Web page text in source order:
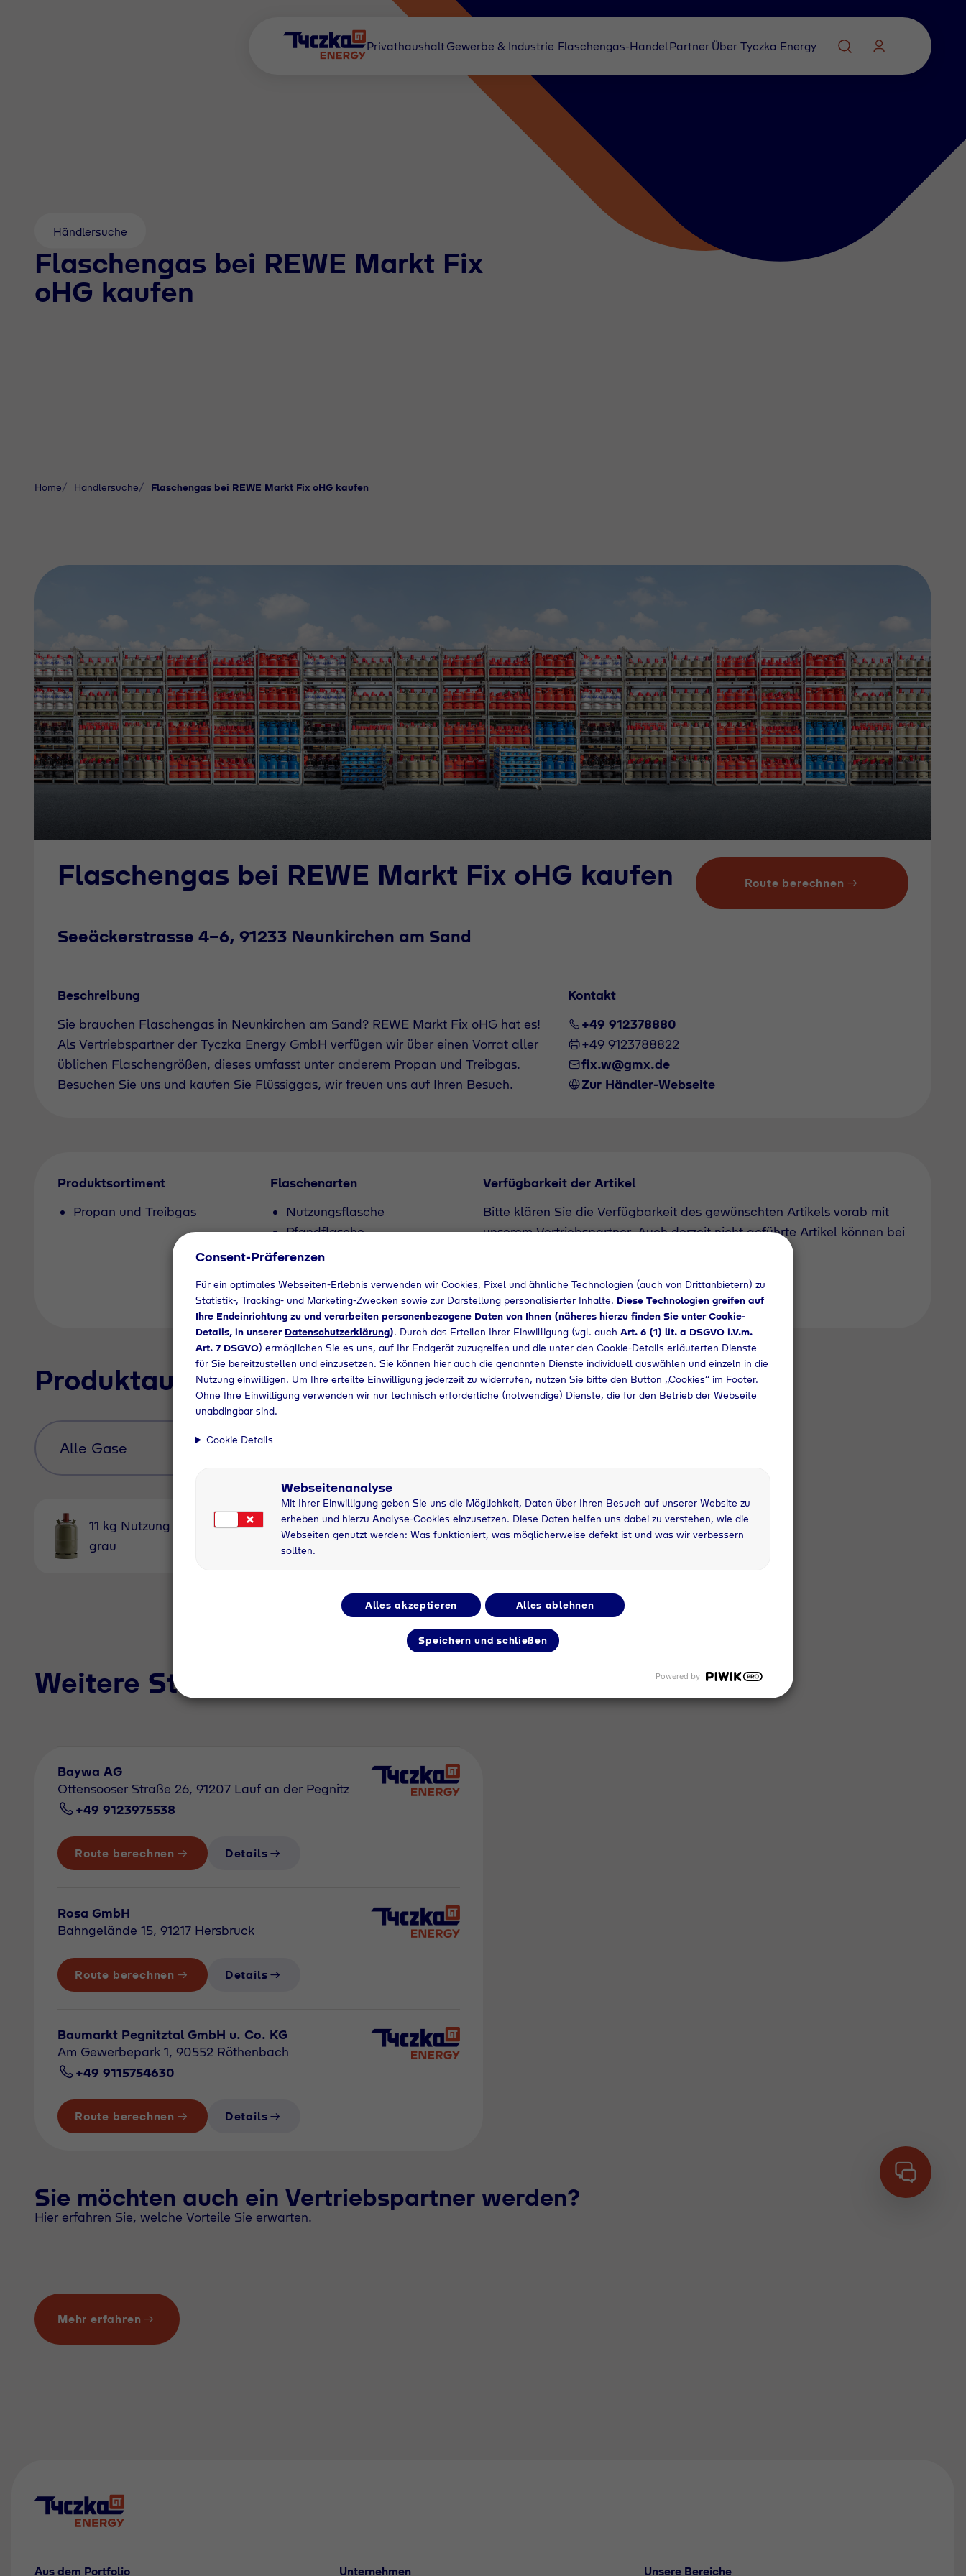
Privathaushalt Gewerbe & Industrie Flaschengas-Handel Partner Über Tyczka Energy
Händlersuche
Flaschengas bei REWE Markt Fix
oHG kaufen
Home Händlersuche Flaschengas bei REWE Markt Fix oHG kaufen
Flaschengas bei REWE Markt Fix oHG kaufen
Seeäckerstrasse 4-6, 91233 Neunkirchen am Sand
Route berechnen
Beschreibung
Sie brauchen Flaschengas in Neunkirchen am Sand? REWE Markt Fix oHG hat es!
Als Vertriebspartner der Tyczka Energy GmbH verfügen wir über einen Vorrat aller
üblichen Flaschengrößen, dieses umfasst unter anderem Propan und Treibgas.
Besuchen Sie uns und kaufen Sie Flüssiggas, wir freuen uns auf Ihren Besuch.
Kontakt
+49 912378880
+49 9123788822
fix.w@gmx.de
Zur Händler-Webseite
Produktsortiment
Propan und Treibgas
Flaschenarten
Nutzungsflasche
Pfandflasche
Verfügbarkeit der Artikel
Bitte klären Sie die Verfügbarkeit des gewünschten Artikels vorab mit
unserem Vertriebspartner. Auch derzeit nicht geführte Artikel können bei
+49 912378880
Produktauswahl
11 kg Nutzung
grau
11 kg
Pfandflasche
5 kg Nutzung
5 kg
Weitere Standorte im Umkreis
Baywa AG
Ottensooser Straße 26, 91207 Lauf an der Pegnitz
+49 9123975538
Route berechnen Details
Rosa GmbH
Bahngelände 15, 91217 Hersbruck
Route berechnen Details
Baumarkt Pegnitztal GmbH u. Co. KG
Am Gewerbepark 1, 90552 Röthenbach
+49 9115754630
Route berechnen Details
Sie möchten auch ein Vertriebspartner werden?
Hier erfahren Sie, welche Vorteile Sie erwarten.
Mehr erfahren
Aus dem Portfolio Unternehmen Unsere Bereiche
Consent-Präferenzen
Für ein optimales Webseiten-Erlebnis verwenden wir Cookies, Pixel und ähnliche Technologien (auch von Drittanbietern) zu
Statistik-, Tracking- und Marketing-Zwecken sowie zur Darstellung personalisierter Inhalte. Diese Technologien greifen auf
Ihre Endeinrichtung zu und verarbeiten personenbezogene Daten von Ihnen (näheres hierzu finden Sie unter Cookie-
Details, in unserer Datenschutzerklärung). Durch das Erteilen Ihrer Einwilligung (vgl. auch Art. 6 (1) lit. a DSGVO i.V.m.
Art. 7 DSGVO) ermöglichen Sie es uns, auf Ihr Endgerät zuzugreifen und die unter den Cookie-Details erläuterten Dienste
für Sie bereitzustellen und einzusetzen. Sie können hier auch die genannten Dienste individuell auswählen und einzeln in die
Nutzung einwilligen. Um Ihre erteilte Einwilligung jederzeit zu widerrufen, nutzen Sie bitte den Button „Cookies“ im Footer.
Ohne Ihre Einwilligung verwenden wir nur technisch erforderliche (notwendige) Dienste, die für den Betrieb der Webseite
unabdingbar sind.
Cookie Details
Webseitenanalyse
Mit Ihrer Einwilligung geben Sie uns die Möglichkeit, Daten über Ihren Besuch auf unserer Website zu
erheben und hierzu Analyse-Cookies einzusetzen. Diese Daten helfen uns dabei zu verstehen, wie die
Webseiten genutzt werden: Was funktioniert, was möglicherweise defekt ist und was wir verbessern
sollten.
Alles akzeptieren Alles ablehnen
Speichern und schließen
Powered by